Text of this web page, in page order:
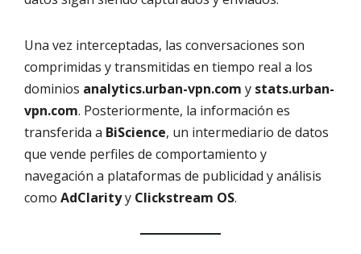
Una vez interceptadas, las conversaciones son
comprimidas y transmitidas en tiempo real a los
dominios analytics.urban-vpn.com y stats.urban-
vpn.com. Posteriormente, la información es
transferida a BiScience, un intermediario de datos
que vende perfiles de comportamiento y
navegación a plataformas de publicidad y análisis
como AdClarityy Clickstream OS.